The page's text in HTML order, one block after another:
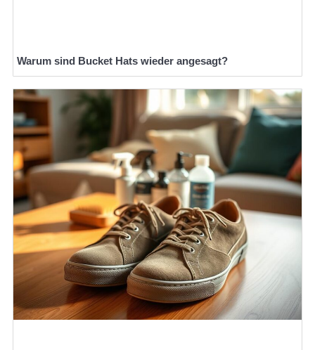
Warum sind Bucket Hats wieder angesagt?